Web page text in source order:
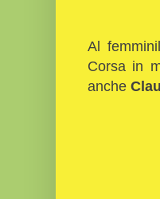
Al
Corsa in
anche